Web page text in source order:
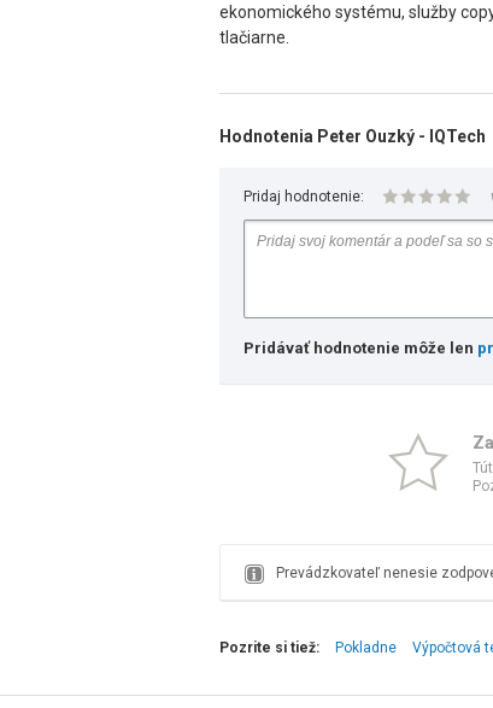
ekonomického systému, služby
tlačiarne.
Hodnotenia Peter Ouzký - IQTech
Pridaj hodnotenie:
Pridávať hodnotenie môže len
Prevádzkovateľ nenesie
Pozrite si tiež: Pokladne Výpočtová